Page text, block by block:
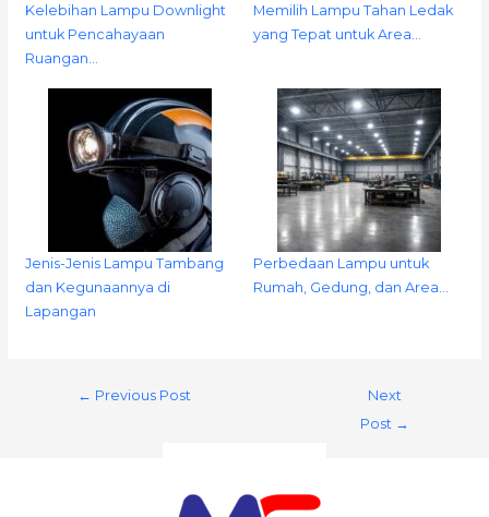
Kelebihan Lampu Downlight
untuk Pencahayaan
Ruangan…
Memilih Lampu Tahan Ledak
yang Tepat untuk Area…
Jenis-Jenis Lampu Tambang
dan Kegunaannya di
Lapangan
Perbedaan Lampu untuk
Rumah, Gedung, dan Area…
← Previous Post
Next
Post →